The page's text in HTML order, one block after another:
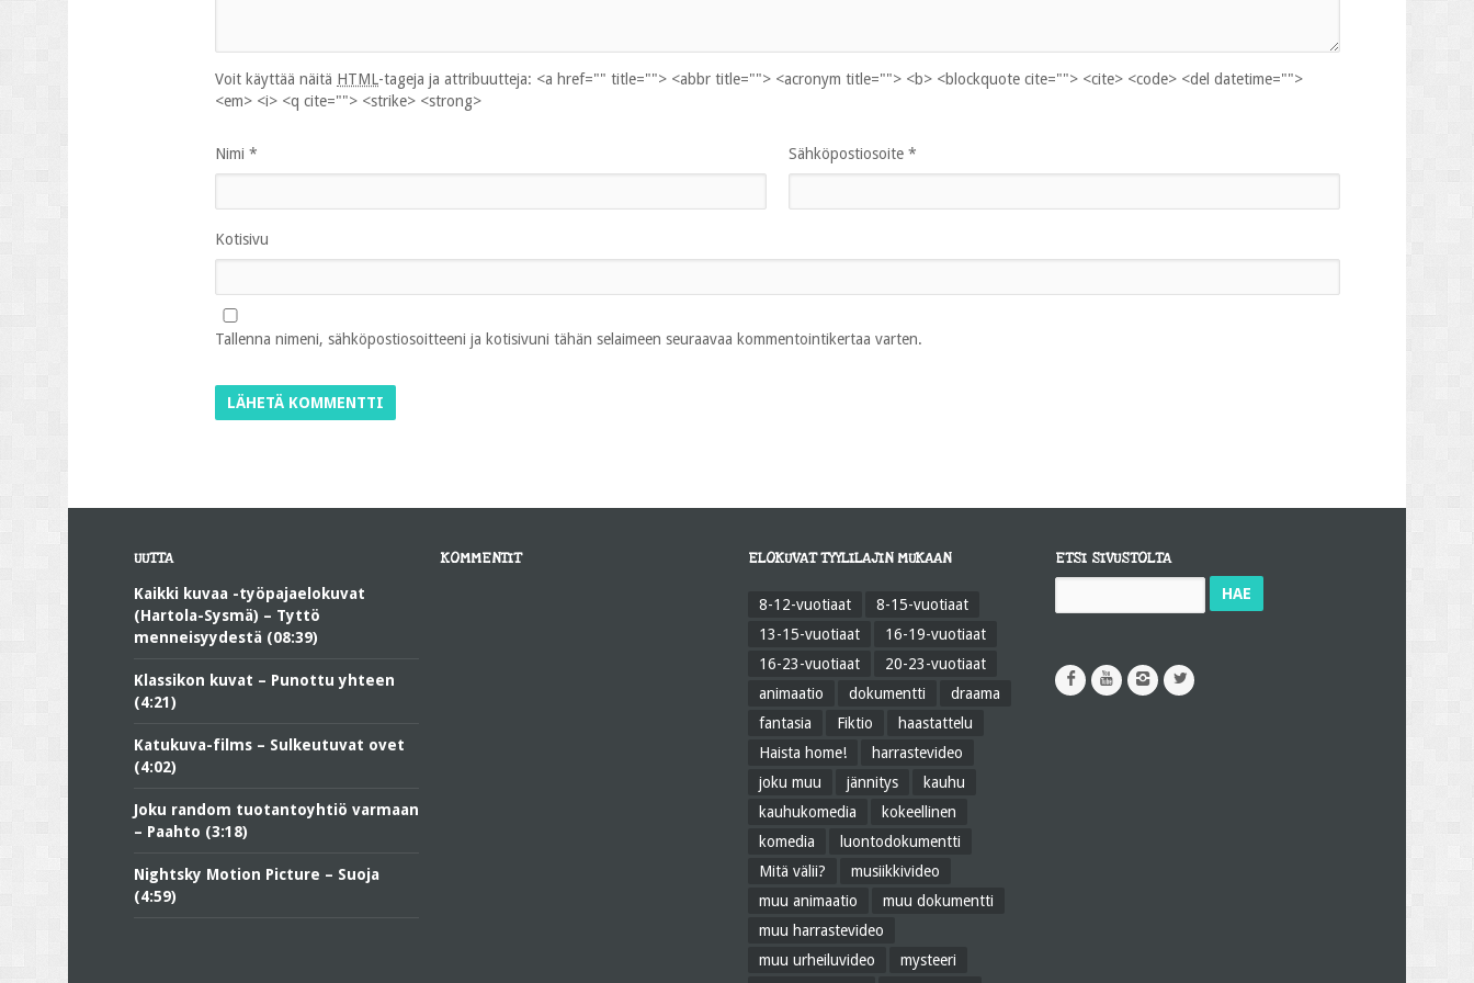
Voit käyttää näitä HTML-tageja ja attribuutteja: <a href="" title=""> <abbr title=""> <acronym title=""> <b> <blockquote cite=""> <cite> <code> <del datetime="">
<em> <i> <q cite=""> <strike> <strong>
Nimi * Sähköpostiosoite *
Kotisivu
Tallenna nimeni, sähköpostiosoitteeni ja kotisivuni tähän selaimeen seuraavaa kommentointikertaa varten.
UUTTA
Kaikki kuvaa -työpajaelokuvat
(Hartola-Sysmä) – Tyttö
menneisyydestä (08:39)
Klassikon kuvat – Punottu yhteen
(4:21)
Katukuva-films – Sulkeutuvat ovet
(4:02)
Joku random tuotantoyhtiö varmaan
– Paahto (3:18)
Nightsky Motion Picture – Suoja
(4:59)
KOMMENTIT ELOKUVAT TYYLILAJIN MUKAAN
8-12-vuotiaat
8-15-vuotiaat
13-15-vuotiaat
16-19-vuotiaat
16-23-vuotiaat
20-23-vuotiaat
animaatio
dokumentti
draama
fantasia
Fiktio
haastattelu
Haista home!
harrastevideo
joku muu
jännitys
kauhu
kauhukomedia
kokeellinen
komedia
luontodokumentti
Mitä välii?
musiikkivideo
muu animaatio
muu dokumentti
muu harrastevideo
muu urheiluvideo
mysteeri
ETSI SIVUSTOLTA